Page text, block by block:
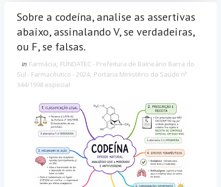
Sobre a codeína, analise as assertivas
abaixo, assinalando V, se verdadeiras,
ou F, se falsas.
in Farmácia, FUNDATEC - Prefeitura de Balneário Barra do
Sul - Farmacêutico - 2024, Portaria Ministério da Saúde nº
344/1998 especial